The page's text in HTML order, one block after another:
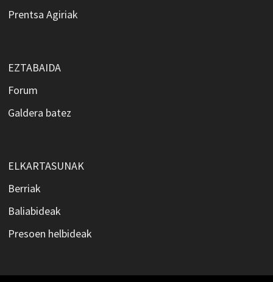
Prentsa Agiriak
EZTABAIDA
Forum
Galdera batez
ELKARTASUNAK
Berriak
Baliabideak
Presoen helbideak